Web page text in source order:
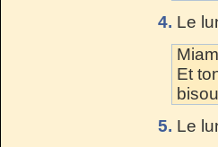
4. Le
Et
5. Le